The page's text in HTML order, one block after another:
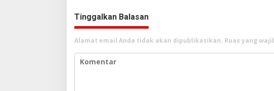
Tinggalkan Balasan
Alamat email Anda tidak akan dipublikasikan. Ruas yang